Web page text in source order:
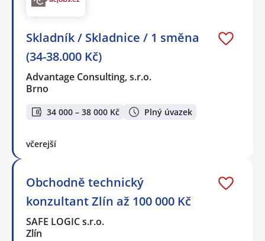
Skladník / Skladnice / 1 směna
(34-38.000 Kč)
Advantage Consulting, s.r.o.
Brno
34 000 – 38 000 Kč Plný úvazek
včerejší
Obchodně technický
konzultant Zlín až 100 000 Kč
SAFE LOGIC s.r.o.
Zlín